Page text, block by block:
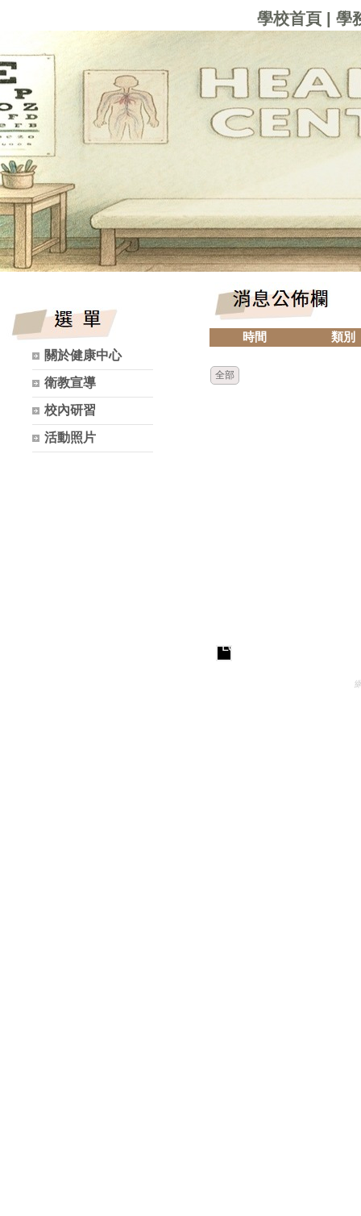
學校首頁 |學
關於健康中心
衛教宣導
校內研習
活動照片
時間 類別
全部
Loading...